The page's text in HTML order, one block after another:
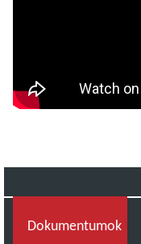
Dokumentumok